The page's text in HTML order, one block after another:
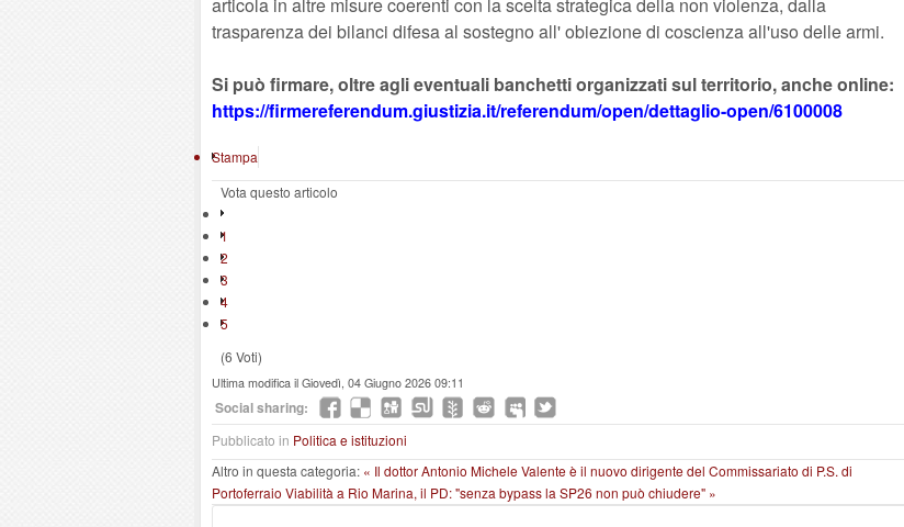
trasparenza dei bilanci difesa al sostegno all' obiezione di coscienza all'uso delle armi.
Si può firmare, oltre agli eventuali banchetti organizzati sul territorio, anche online:
https://firmereferendum.giustizia.it/referendum/open/dettaglio-open/6100008
Stampa
Vota questo articolo
1
2
3
4
5
(6 Voti)
Ultima modifica il Giovedì, 04 Giugno 2026 09:11
Social sharing:
Pubblicato in Politica e istituzioni
Altro in questa categoria: « Il dottor Antonio Michele Valente è il nuovo dirigente del Commissariato di P.S. di
Portoferraio Viabilità a Rio Marina, il PD: "senza bypass la SP26 non può chiudere" »